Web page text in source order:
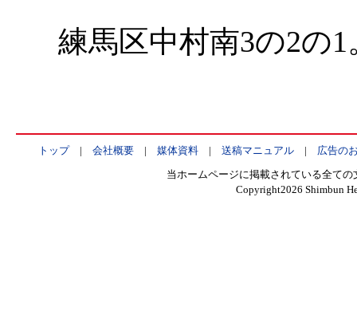
練馬区中村南3の2の1
トップ| 会社概要| 媒体資料| 送稿マニュアル| 広告の
当ホームページに掲載されている全て
Copyright2026 Shimbun